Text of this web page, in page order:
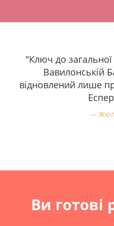
"Ключ до
Вавилонській
відновлений лише
Ви готові